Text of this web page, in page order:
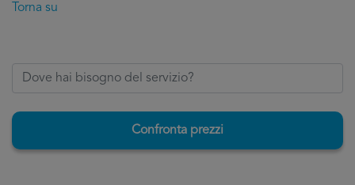
Torna su
Confronta prezzi